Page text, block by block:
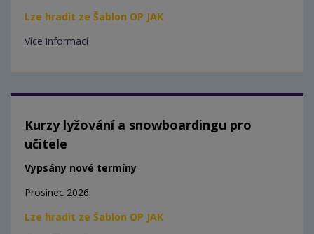
Lze hradit ze Šablon OP JAK
Více informací
Kurzy lyžování a snowboardingu pro
učitele
Vypsány nové termíny
Prosinec 2026
Lze hradit ze Šablon OP JAK